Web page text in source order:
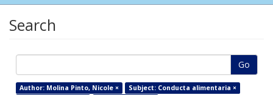
Search
Go
Author: Molina Pinto, Nicole ×
Subject: Conducta alimentaria ×